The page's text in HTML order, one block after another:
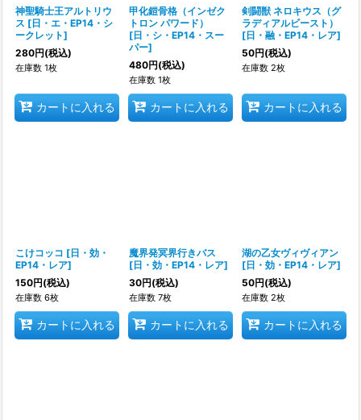
絞り込む
神聖騎士王アルトリウ
ス [日・エ・EP14・シ
ークレット]
280円(税込)
在庫数 1枚
カートに入れる
甲化鎧骨格（インゼク
トロン パワード）
[日・シ・EP14・スー
パー]
480円(税込)
在庫数 1枚
カートに入れる
剣闘獣 ネロキウス（グ
ラディアルビースト）
[日・融・EP14・レア]
50円(税込)
在庫数 2枚
カートに入れる
こけコッコ [日・効・
EP14・レア]
150円(税込)
在庫数 6枚
カートに入れる
魔界発冥界行きバス
[日・効・EP14・レア]
30円(税込)
在庫数 7枚
カートに入れる
湖の乙女ヴィヴィアン
[日・効・EP14・レア]
50円(税込)
在庫数 2枚
カートに入れる